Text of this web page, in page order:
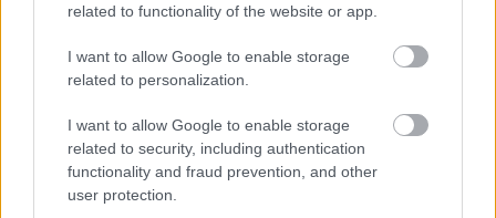
related to functionality of the website or app.
I want to allow Google to enable storage
related to personalization.
I want to allow Google to enable storage
related to security, including authentication
functionality and fraud prevention, and other
user protection.
Minden idők legjövedelmezőbbje és
legdrágábbja volt az amerikai foci vb -